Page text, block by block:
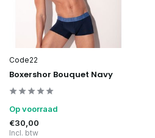
Code22
Boxershor Bouquet Navy
Op voorraad
€30,00
Incl. btw